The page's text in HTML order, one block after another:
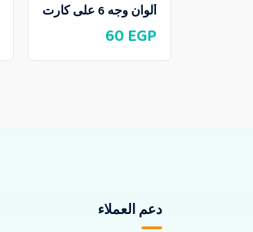
ألوان وجه 6 على كارت
60 EGP
دعم العملاء